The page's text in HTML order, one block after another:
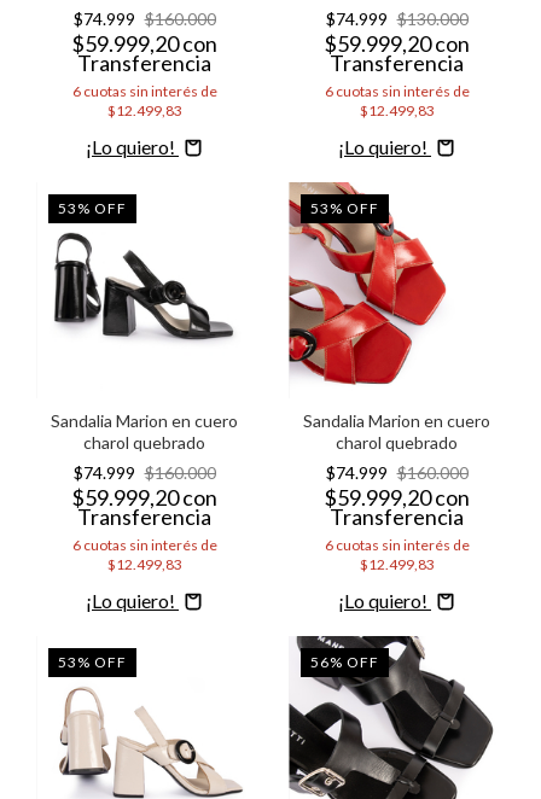
$74.999 $160.000
$59.999,20con
Transferencia
6 cuotas sin interés de
$12.499,83
Comprar
$74.999 $130.000
$59.999,20con
Transferencia
6 cuotas sin interés de
$12.499,83
Comprar
53 % OFF
Sandalia Marion en cuero
charol quebrado
$74.999 $160.000
$59.999,20con
Transferencia
6 cuotas sin interés de
$12.499,83
Comprar
53 % OFF
Sandalia Marion en cuero
charol quebrado
$74.999 $160.000
$59.999,20con
Transferencia
6 cuotas sin interés de
$12.499,83
Comprar
53 % OFF 56% OFF